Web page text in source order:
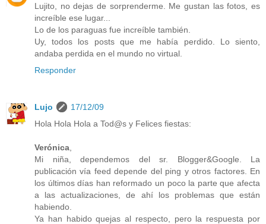
Lujito, no dejas de sorprenderme. Me gustan las fotos, es
increíble ese lugar...
Lo de los paraguas fue increíble también.
Uy, todos los posts que me había perdido. Lo siento,
andaba perdida en el mundo no virtual.
Responder
Lujo
17/12/09
Hola Hola Hola a Tod@s y Felices fiestas:
Verónica
Mi niña, dependemos del sr. Blogger&Google. La
publicación vía feed depende del ping y otros factores. En
los últimos días han reformado un poco la parte que afecta
a las actualizaciones, de ahí los problemas que están
habiendo.
Ya han habido quejas al respecto, pero la respuesta por